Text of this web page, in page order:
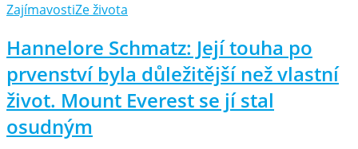
ZajímavostiZe života
Hannelore Schmatz: Její touha po
prvenství byla důležitější než vlastní
život. Mount Everest se jí stal
osudným